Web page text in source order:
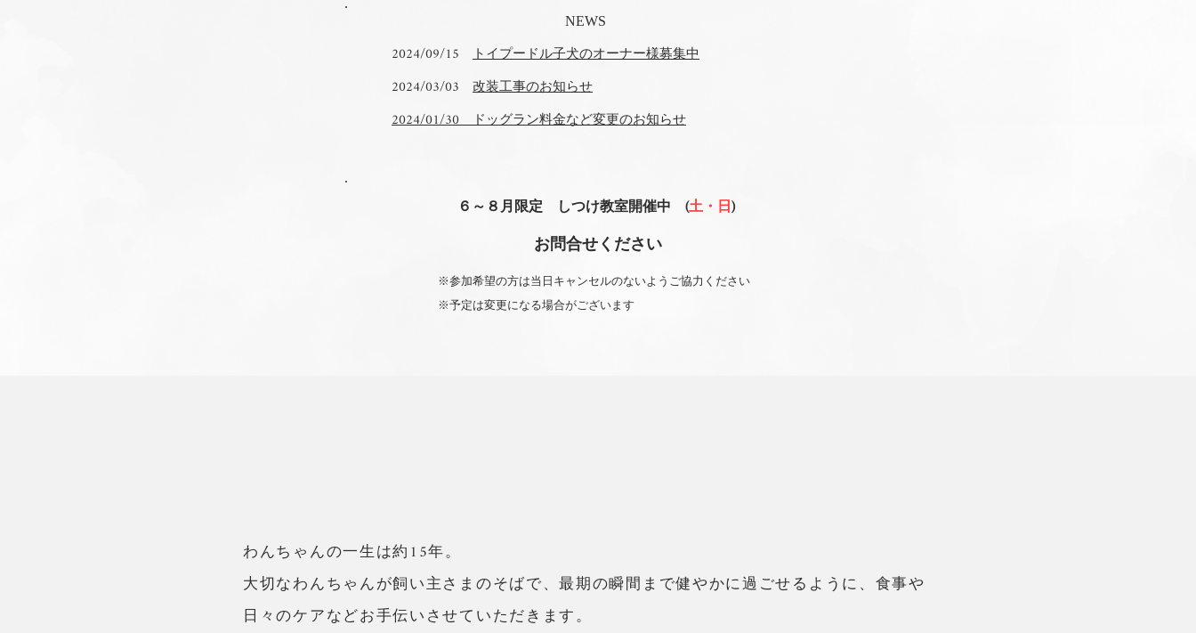
NEWS
2024/09/15 トイプードル子犬のオーナー様募集中
2024/03/03 改装工事のお知らせ
2024/01/30 ドッグラン料金など変更のお知らせ
６～８月限定 しつけ教室開催中 (土・日)
​お問合せください
※参加希望の方は当日キャンセルのないようご協力ください
※予定は変更になる場合がございます
わんちゃんの一生は約15年。
大切なわんちゃんが飼い主さまのそばで、最期の瞬間まで健やかに過ごせるように、食事や
日々のケアなどお手伝いさせていただきます。​​​